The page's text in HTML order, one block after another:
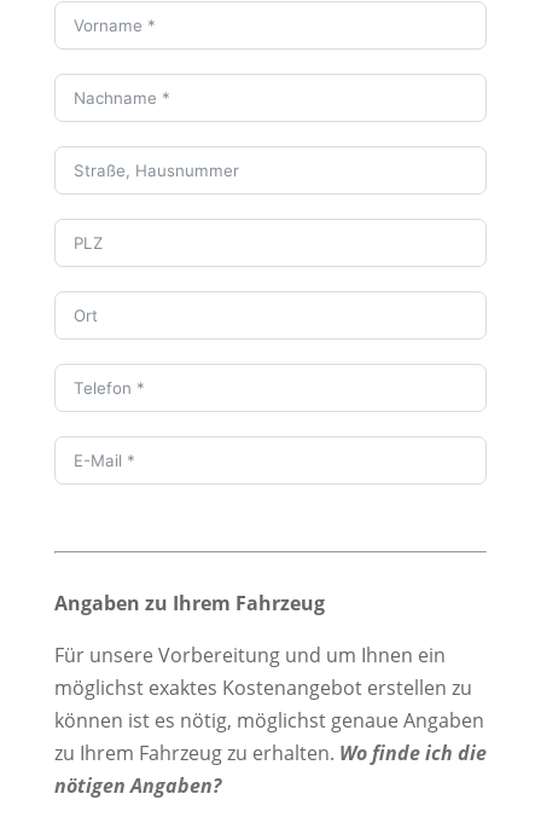
Angaben zu Ihrem Fahrzeug
Für unsere Vorbereitung und um Ihnen ein
möglichst exaktes Kostenangebot erstellen zu
können ist es nötig, möglichst genaue Angaben
zu Ihrem Fahrzeug zu erhalten. Wo finde ich die
nötigen Angaben?